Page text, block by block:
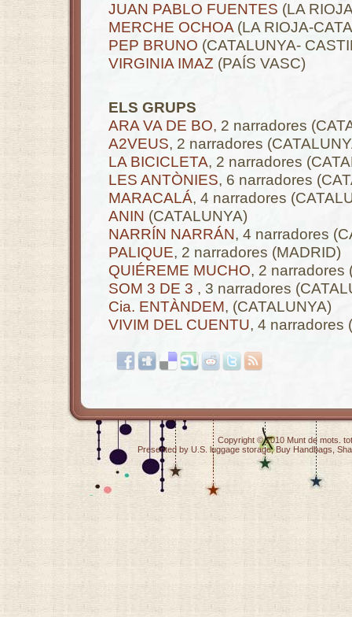
JUAN PABLO FUENTES (LA
MERCHE OCHOA (LA RIOJA-
PEP BRUNO (CATALUNYA-
VIRGINIA IMAZ (PAÍS VASC)
ELS GRUPS
ARA VA DE BO, 2 narradores
A2VEUS, 2 narradores
LA BICICLETA, 2 narradores
LES ANTÒNIES, 6 narradores
MARACALÁ, 4 narradores
ANIN (CATALUNYA)
NARRÍN NARRÁN, 4 narradores
PALIQUE, 2 narradores (MADRID)
QUIÉREME MUCHO, 2 narradores
SOM 3 DE 3 , 3 narradores
Cia. ENTÀNDEM, (CATALUNYA)
VIVIM DEL CUENTU, 4 narradores
Copyright © 2010 Munt de mots .
Presented by U.S. luggage storage,Buy Handbags